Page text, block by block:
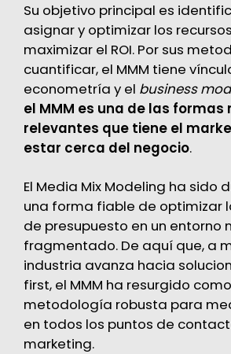
Su objetivo principal es
asignar y optimizar los
maximizar el ROI. Por sus
cuantificar, el MMM tiene
econometría y el business
el MMM es una de las formas
relevantes que tiene el
estar cerca del negocio.
El Media Mix Modeling ha sido
una forma fiable de optimizar
de presupuesto en un entorno
fragmentado. De aquí que, a
industria avanza hacia
first, el MMM ha resurgido
metodología robusta para
en todos los puntos de
marketing.